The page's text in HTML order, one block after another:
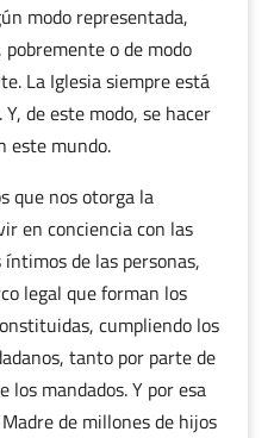
modo representada,
o de modo
La Iglesia siempre está
de este modo, se hacer
este mundo.
que nos otorga la
en conciencia con las
de las personas,
legal que forman los
cumpliendo los
tanto por parte de
los mandados. Y por esa
de millones de hijos